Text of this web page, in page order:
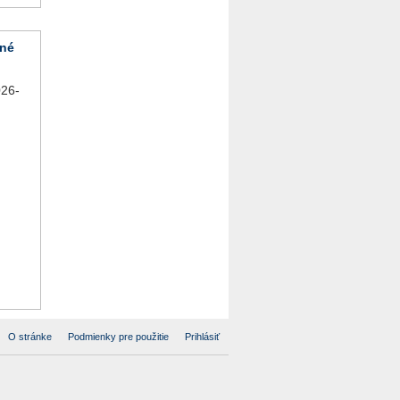
O stránke Podmienky pre použitie Prihlásiť